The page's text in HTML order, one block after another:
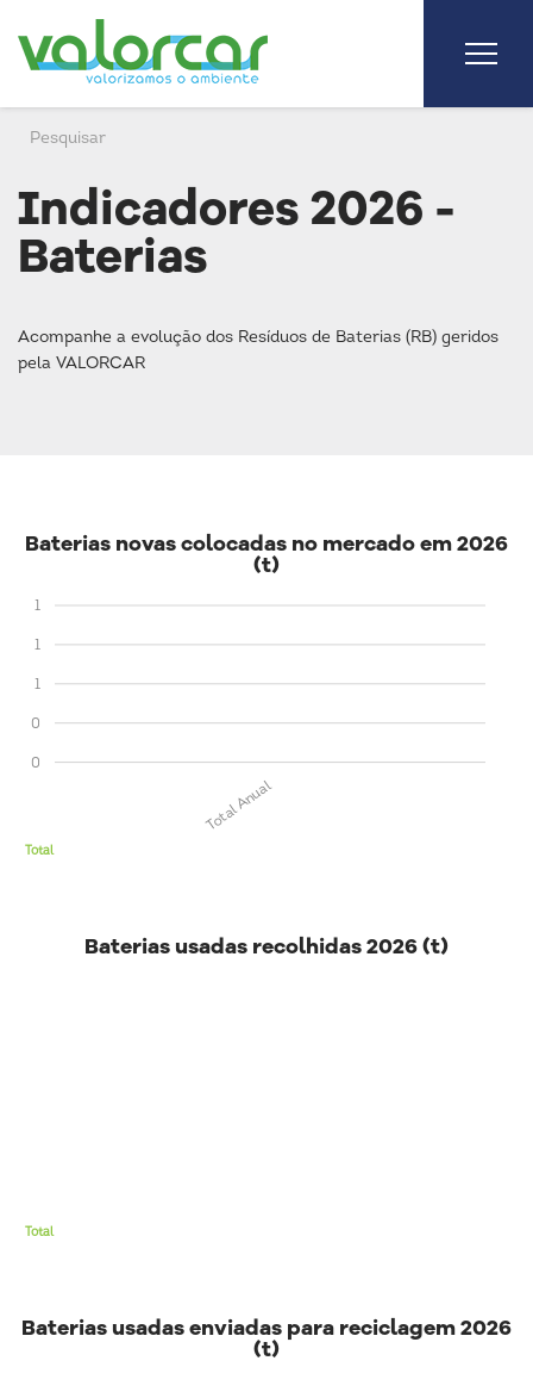
Indicadores 2026 -
Baterias
Acompanhe a evolução dos Resíduos de Baterias (RB) geridos
pela VALORCAR
Baterias novas colocadas no mercado em 2026
(t)
0
0
1
1
1
Total Anual
Total
Baterias usadas recolhidas 2026 (t)
Total
Baterias usadas enviadas para reciclagem 2026
(t)